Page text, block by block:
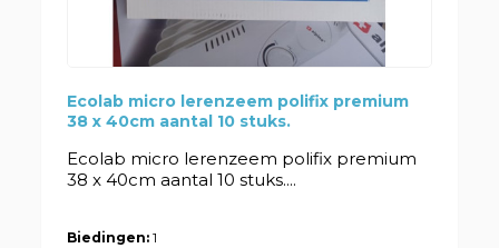
Ecolab micro lerenzeem polifix premium
38 x 40cm aantal 10 stuks.
Ecolab micro lerenzeem polifix premium
38 x 40cm aantal 10 stuks....
Biedingen: 1